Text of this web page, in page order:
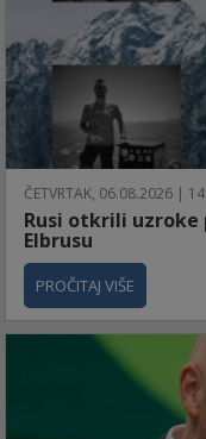
ČETVRTAK, 06.08.2026 |
Rusi otkrili uzroke
Elbrusu
PROČITAJ VIŠE